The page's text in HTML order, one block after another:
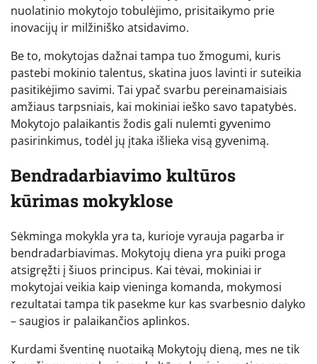
nuolatinio mokytojo tobulėjimo, prisitaikymo prie
inovacijų ir milžiniško atsidavimo.
Be to, mokytojas dažnai tampa tuo žmogumi, kuris
pastebi mokinio talentus, skatina juos lavinti ir suteikia
pasitikėjimo savimi. Tai ypač svarbu pereinamaisiais
amžiaus tarpsniais, kai mokiniai ieško savo tapatybės.
Mokytojo palaikantis žodis gali nulemti gyvenimo
pasirinkimus, todėl jų įtaka išlieka visą gyvenimą.
Bendradarbiavimo kultūros
kūrimas mokyklose
Sėkminga mokykla yra ta, kurioje vyrauja pagarba ir
bendradarbiavimas. Mokytojų diena yra puiki proga
atsigręžti į šiuos principus. Kai tėvai, mokiniai ir
mokytojai veikia kaip vieninga komanda, mokymosi
rezultatai tampa tik pasekme kur kas svarbesnio dalyko
– saugios ir palaikančios aplinkos.
Kurdami šventinę nuotaiką Mokytojų dieną, mes ne tik